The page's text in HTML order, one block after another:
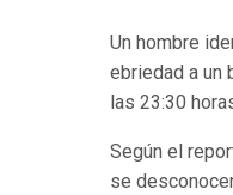
Un hombre
ebriedad a un
las 23:30
Según el
se